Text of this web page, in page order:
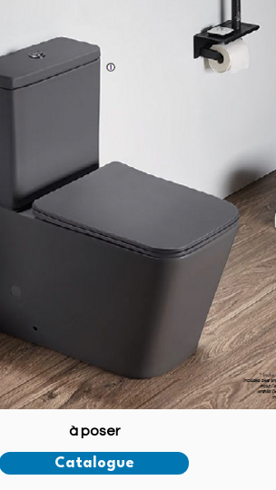
à poser
Catalogue